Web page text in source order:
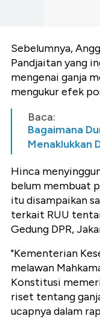
Sebelumnya,
Pandjaitan yang
mengenai ganja
mengukur efek
Baca:
Bagaimana
Menaklukkan
Hinca
belum membuat
itu disampaikan
terkait RUU
Gedung DPR,
"Kementerian
melawan
Konstitusi
riset tentang
ucapnya dalam